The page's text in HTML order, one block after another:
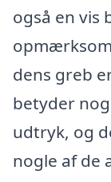
også en vis
dens greb
betyder
udtryk, og
nogle af de